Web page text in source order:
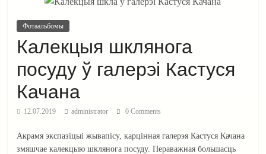
Фотаальбомы
Калекцыя шклянога
посуду ў галерэі Кастуся
Качана
12.07.2019 administrator 0 Comments
Акрамя экспазіцыі жывапісу, карцінная галерэя Кастуся Качана
змяшчае калекцыю шклянога посуду. Пераважная большасць